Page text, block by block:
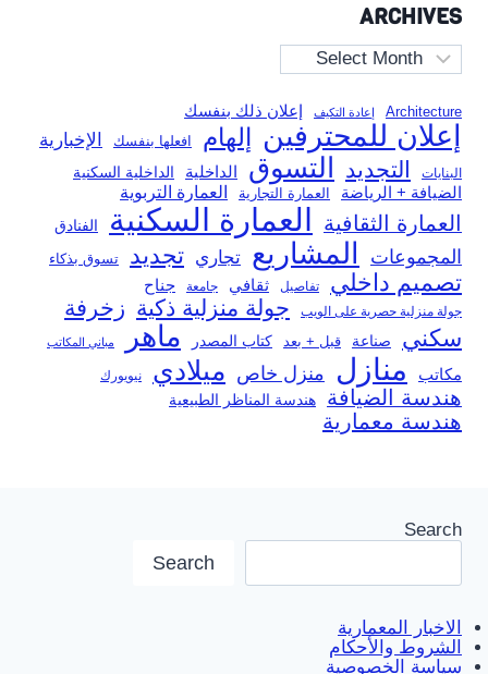
ARCHIVES
Archives
Architecture إعادة التكيف إعلان ذلك بنفسك
إعلان للمحترفين إلهام افعلها بنفسك الإخبارية
البنايات التجديد التسوق الداخلية الداخلية السكنية
الضيافة + الرياضة العمارة التجارية العمارة التربوية
العمارة الثقافية العمارة السكنية الفنادق
المجموعات المشاريع تجاري تجديد تسوق بذكاء
تصميم داخلي تفاصيل ثقافي جامعة جناح
جولة منزلية حصرية على الويب جولة منزلية ذكية زخرفة
سكني صناعة قبل + بعد كتاب المصدر ماهر مباني المكاتب
مكاتب منازل منزل خاص ميلادي نيويورك
هندسة الضيافة هندسة المناظر الطبيعية
هندسة معمارية
Search
Search
الاخبار المعمارية
الشروط والأحكام
سياسة الخصوصية